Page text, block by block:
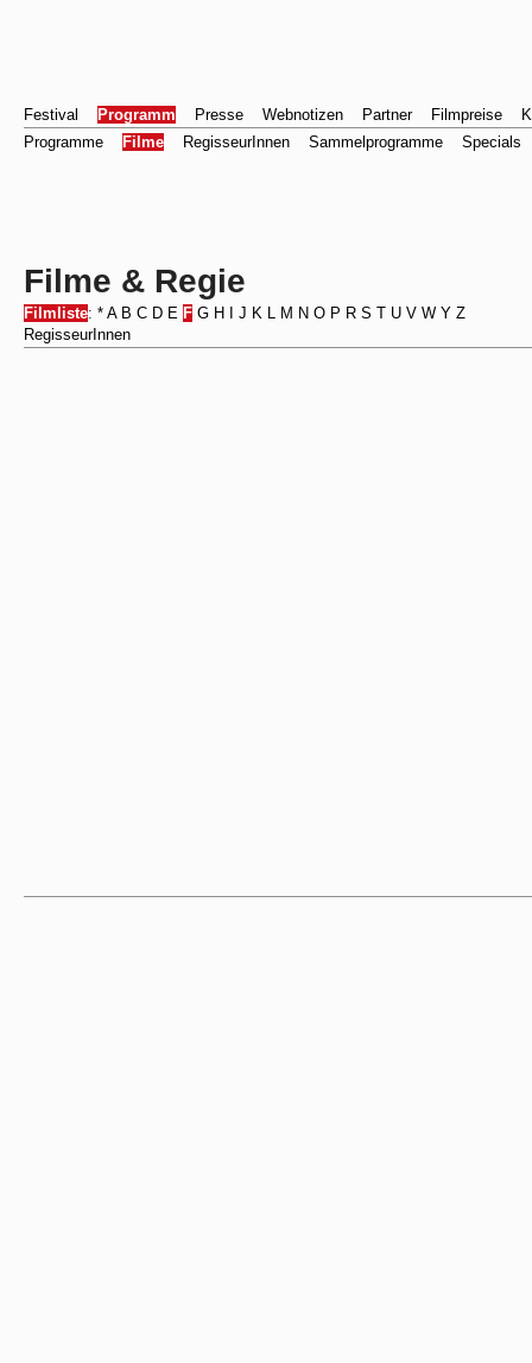
Festival Programm Presse Webnotizen Partner Filmpreise
Programme
Filme RegisseurInnen Sammelprogramme Specials
Filme & Regie
Filmliste: * A B C D E F G H J K L M N O P R S T U V W Y Z
RegisseurInnen